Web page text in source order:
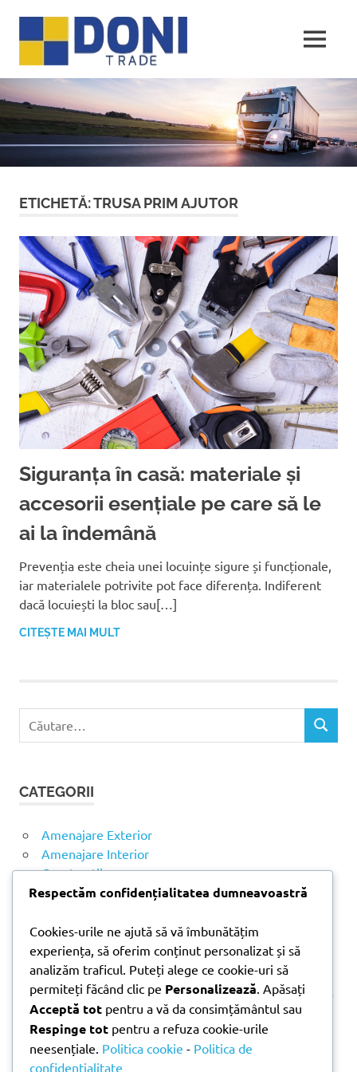
conținut
MENU
ETICHETĂ:TRUSA PRIM AJUTOR
Siguranța în casă: materiale și
accesorii esențiale pe care să le
ai la îndemână
Prevenția este cheia unei locuințe sigure și funcționale,
iar materialele potrivite pot face diferența. Indiferent
dacă locuiești la bloc sau[…]
CITEȘTE MAI MULT
ă
u
p
ă
C
CATEGORII
Amenajare Exterior
Amenajare Interior
Construcții
Noutăți
ARTICOLE RECENTE
Parchet laminat sau SPC? Diferențele care contează
Materiale pentru zidărie – avantajele fiecărei soluții
și când se folosesc
Ghid practic pentru alegerea vopselei lavabile
Respectăm confidențialitatea dumneavoastră
Cookies-urile ne ajută să vă îmbunătățim
experiența, să oferim conținut personalizat și să
analizăm traficul. Puteți alege ce cookie-uri să
permiteți făcând clic pe Personalizează . Apăsați
Acceptă tot pentru a vă da consimțământul sau
Respinge tot pentru a refuza cookie-urile
neesențiale. Politica cookie - Politica de
confidențialitate